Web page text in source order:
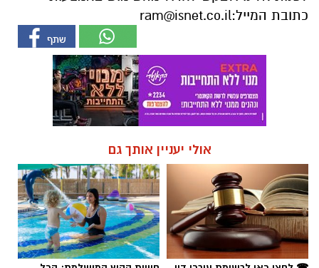
אולי יעניין אותך גם
☎ לחצו כאן לרשימת עורכי דין
בבאר שבע - אינדקס באר שבע
נט
חוויית הקיץ המושלמת: הכל
במקום אחד ברשת הקאנטרי-
חודשיים + חודש מתנה (כולל
החגים!)
חדשות